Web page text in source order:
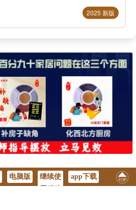
2025 新版
电脑版
继续使
app下载